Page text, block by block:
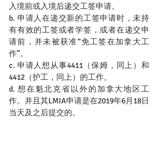
入境前或入境后递交工签申请。
b. 申请人在递交新的工签申请时，未持
有有效的工签或者学签，或者在递交申
请前，并未被获准“免工签在加拿大工
作”。
c. 申请人想从事4411（保姆，同上）和
4412（护工，同上）的工作。
d. 想在魁北克省以外的加拿大地区工
作。并且其LMIA申请是在2019年6月18日
当天及之后提交的。